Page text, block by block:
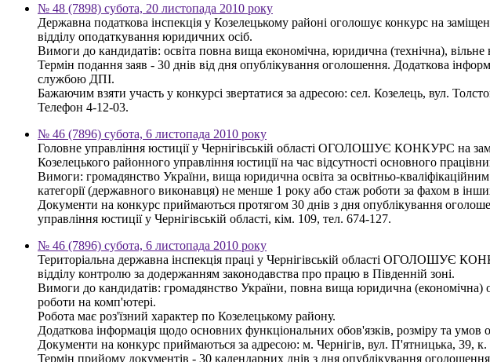
№ 48 (7898) субота, 20 листопада 2010 року
Державна податкова інспекція у Козелецькому районі оголошує конкурс на
відділу оподаткування юридичних осіб.
Вимоги до кандидатів: освіта повна вища економічна, юридична (технічна),
Термін подання заяв - 30 днів від дня опублікування оголошення. Додаткова
службою ДПІ.
Бажаючим взяти участь у конкурсі звертатися за адресою: сел. Козелець, вул.
Телефон 4-12-03.
№ 46 (7896) субота, 6 листопада 2010 року
Головне управління юстиції у Чернігівській області ОГОЛОШУЄ КОНКУРС на
Козелецького районного управління юстиції на час відсутності основного
Вимоги: громадянство України, вища юридична освіта за освітньо-кваліфікаційним
категорії (державного виконавця) не менше 1 року або стаж роботи за фахом в
Документи на конкурс приймаються протягом 30 днів з дня опублікування
управління юстиції у Чернігівській області, кім. 109, тел. 674-127.
№ 46 (7896) субота, 6 листопада 2010 року
Територіальна державна інспекція праці у Чернігівській області ОГОЛОШУЄ
відділу контролю за додержанням законодавства про працю в Південній зоні.
Вимоги до кандидатів: громадянство України, повна вища юридична (економічна)
роботи на комп'ютері.
Робота має роз'їзний характер по Козелецькому району.
Додаткова інформація щодо основних функціональних обов'язків, розміру та умов
Документи на конкурс приймаються за адресою: м. Чернігів, вул. П'ятницька, 39, к.
Термін прийому документів - 30 календарних днів з дня опублікування